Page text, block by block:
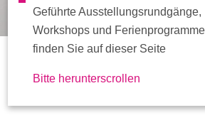
Geführte Ausstellungsrundgänge,
Workshops und Ferienprogramme
finden Sie auf dieser Seite
Bitte herunterscrollen